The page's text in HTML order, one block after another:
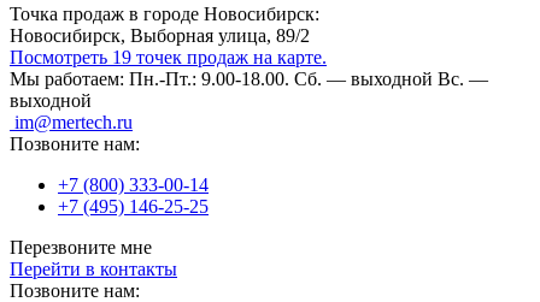
Точка продаж в городе Новосибирск:
Новосибирск, Выборная улица, 89/2
Посмотреть 19 точек продаж на карте.
Мы работаем: Пн.-Пт.: 9.00-18.00. Сб. — выходной Вс. —
выходной
im@mertech.ru
Позвоните нам:
+7 (800) 333-00-14
+7 (495) 146-25-25
Перезвоните мне
Перейти в контакты
Позвоните нам: